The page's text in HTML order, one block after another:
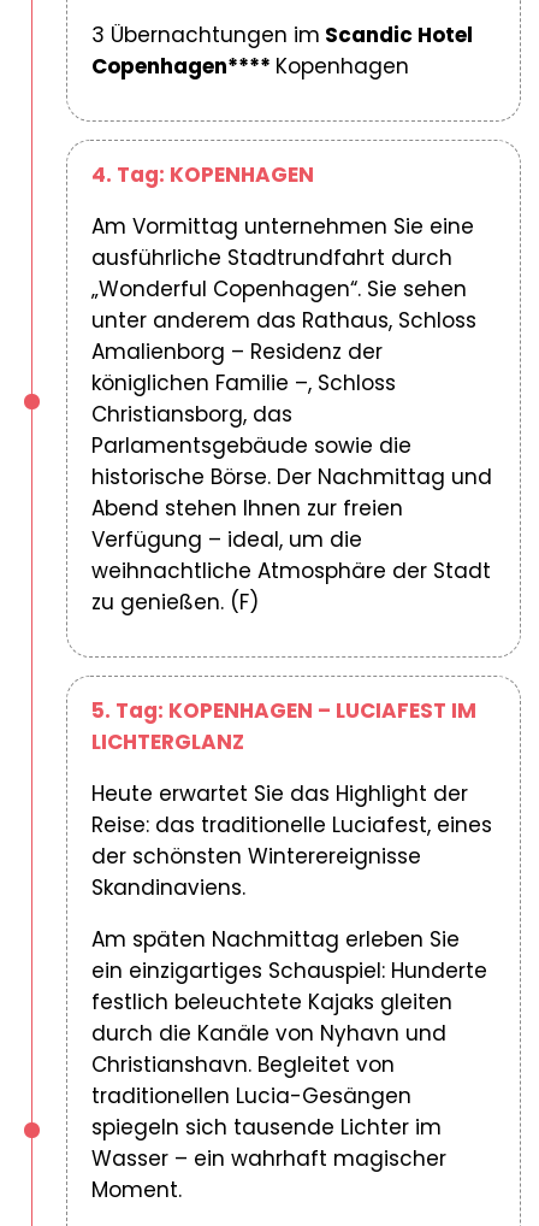
3 Übernachtungen im Scandic Hotel
Copenhagen**** Kopenhagen
4. Tag: KOPENHAGEN
Am Vormittag unternehmen Sie eine
ausführliche Stadtrundfahrt durch
„Wonderful Copenhagen“. Sie sehen
unter anderem das Rathaus, Schloss
Amalienborg – Residenz der
königlichen Familie –, Schloss
Christiansborg, das
Parlamentsgebäude sowie die
historische Börse. Der Nachmittag und
Abend stehen Ihnen zur freien
Verfügung – ideal, um die
weihnachtliche Atmosphäre der Stadt
zu genießen. (F)
5. Tag: KOPENHAGEN – LUCIAFEST IM
LICHTERGLANZ
Heute erwartet Sie das Highlight der
Reise: das traditionelle Luciafest, eines
der schönsten Winterereignisse
Skandinaviens.
Am späten Nachmittag erleben Sie
ein einzigartiges Schauspiel: Hunderte
festlich beleuchtete Kajaks gleiten
durch die Kanäle von Nyhavn und
Christianshavn. Begleitet von
traditionellen Lucia-Gesängen
spiegeln sich tausende Lichter im
Wasser – ein wahrhaft magischer
Moment.